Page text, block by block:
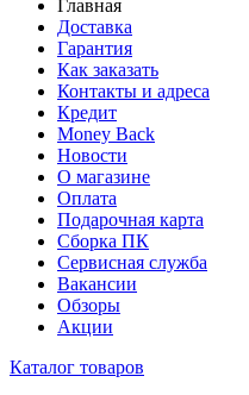
Главная
Доставка
Гарантия
Как заказать
Контакты и адреса
Кредит
Money Back
Новости
О магазине
Оплата
Подарочная карта
Сборка ПК
Сервисная служба
Вакансии
Обзоры
Акции
Каталог товаров